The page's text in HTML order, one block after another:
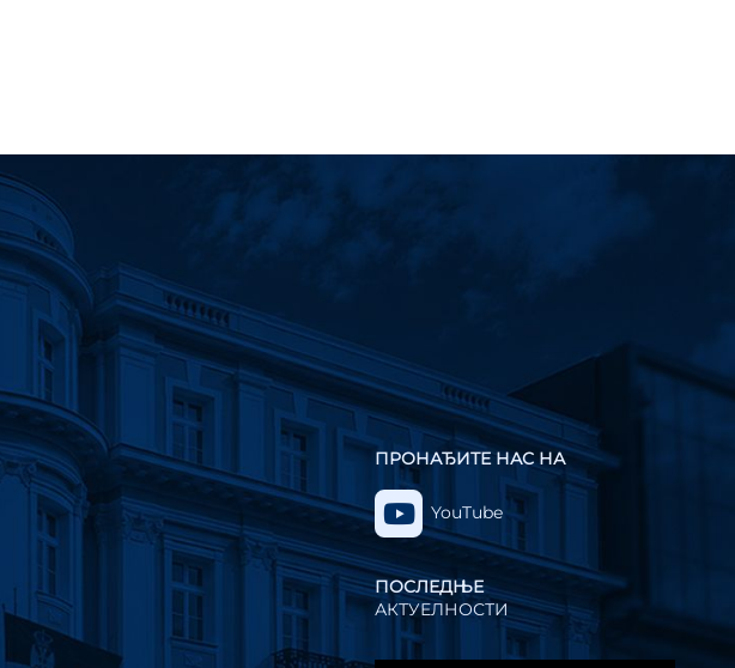
ПРОНАЂИТЕ НАС НА
YouTube
ПОСЛЕДЊЕ
АКТУЕЛНОСТИ